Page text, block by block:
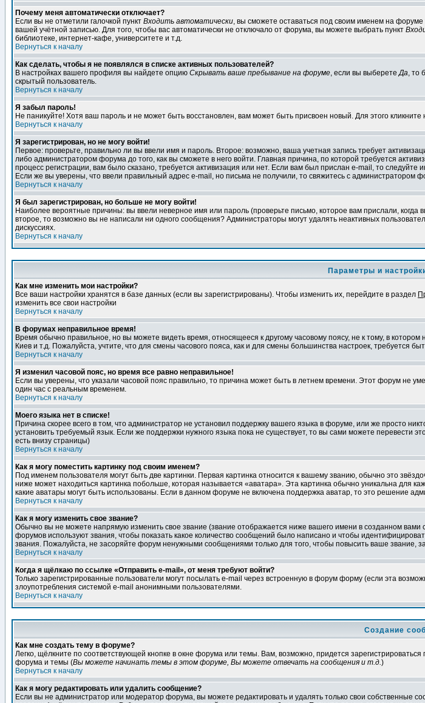
Почему меня автоматически отключает?
Если вы не отметили галочкой пункт Входить автоматически, вы сможете оставаться под своим именем на форуме
вашей учётной записью. Для того, чтобы вас автоматически не отключало от форума, вы можете выбрать пункт
библиотеке, интернет-кафе, университете и т.д.
Вернуться к началу
Как сделать, чтобы я не появлялся в списке активных пользователей?
В настройках вашего профиля вы найдете опцию Скрывать ваше пребывание на форуме, если вы выберетеДа, то
скрытый пользователь.
Вернуться к началу
Я забыл пароль!
Не паникуйте! Хотя ваш пароль и не может быть восстановлен, вам может быть присвоен новый. Для этого кликните
Вернуться к началу
Я зарегистрирован, но не могу войти!
Первое: проверьте, правильно ли вы ввели имя и пароль. Второе: возможно, ваша учетная запись требует
либо администратором форума до того, как вы сможете в него войти. Главная причина, по которой требуется
процесс регистрации, вам было сказано, требуется активизация или нет. Если вам был прислан e-mail, то
Если же вы уверены, что ввели правильный адрес e-mail, но письма не получили, то свяжитесь с администратором
Вернуться к началу
Я был зарегистрирован, но больше не могу войти!
Наиболее вероятные причины: вы ввели неверное имя или пароль (проверьте письмо, которое вам прислали,
второе, то возможно вы не написали ни одного сообщения? Администраторы могут удалять неактивных
дискуссиях.
Вернуться к началу
Параметры и
Как мне изменить мои настройки?
Все ваши настройки хранятся в базе данных (если вы зарегистрированы). Чтобы изменить их, перейдите в раздел
изменить все свои настройки
Вернуться к началу
В форумах неправильное время!
Время обычно правильное, но вы можете видеть время, относящееся к другому часовому поясу, не к тому, в
Киев и т.д. Пожалуйста, учтите, что для смены часового пояса, как и для смены большинства настроек, требуется
Вернуться к началу
Я изменил часовой пояс, но время все равно неправильное!
Если вы уверены, что указали часовой пояс правильно, то причина может быть в летнем времени. Этот форум не
один час с реальным временем.
Вернуться к началу
Моего языка нет в списке!
Причина скорее всего в том, что администратор не установил поддержку вашего языка в форуме, или же просто
установить требуемый язык. Если же поддержки нужного языка пока не существует, то вы сами можете
есть внизу страницы)
Вернуться к началу
Как я могу поместить картинку под своим именем?
Под именем пользователя могут быть две картинки. Первая картинка относится к вашему званию, обычно это
ниже может находиться картинка побольше, которая называется «аватара». Эта картинка обычно уникальна для
какие аватары могут быть использованы. Если в данном форуме не включена поддержка аватар, то это решение
Вернуться к началу
Как я могу изменить свое звание?
Обычно вы не можете напрямую изменить свое звание (звание отображается ниже вашего имени в созданном
форумов используют звания, чтобы показать какое количество сообщений было написано и чтобы
звания. Пожалуйста, не засоряйте форум ненужными сообщениями только для того, чтобы повысить ваше звание,
Вернуться к началу
Когда я щёлкаю по ссылке «Отправить e-mail», от меня требуют войти?
Только зарегистрированные пользователи могут посылать e-mail через встроенную в форум форму (если эта
злоупотребления системой e-mail анонимными пользователями.
Вернуться к началу
Создание
Как мне создать тему в форуме?
Легко, щёлкните по соответствующей кнопке в окне форума или темы. Вам, возможно, придется
форума и темы (Вы можете начинать темы в этом форуме, Вы можете отвечать на сообщения и т.д.)
Вернуться к началу
Как я могу редактировать или удалить сообщение?
Если вы не администратор или модератор форума, вы можете редактировать и удалять только свои собственные